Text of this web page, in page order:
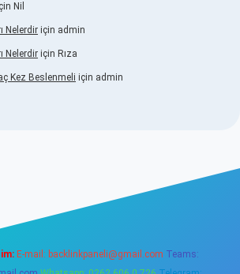
Nil
Nelerdir için admin
Nelerdir için Rıza
Kez Beslenmeli için admin
E-mail: backlinkpaneli@gmail.com Teams: